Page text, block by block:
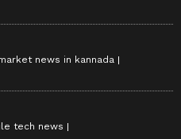
news in kannada
tech news